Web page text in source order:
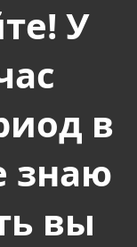
У
в
знаю
вы